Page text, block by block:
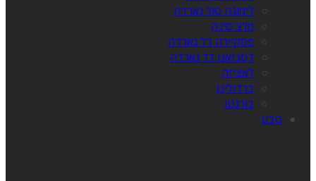
לימונה סול גארדה
מלצ'סינה
פסקיירה דל גארדה
דסנזאנו דל גארדה
לאציזה
ברדולינו
בורגטו
טבע